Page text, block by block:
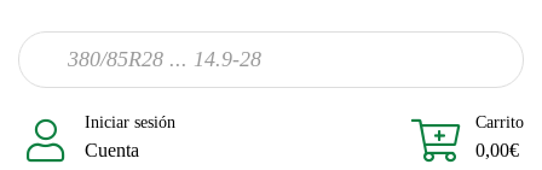
Iniciar sesión
Cuenta
Carrito
0,00€